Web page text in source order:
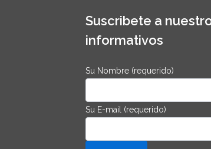
Suscribete a
informativos
Su Nombre (requerido)
Su E-mail (requerido)